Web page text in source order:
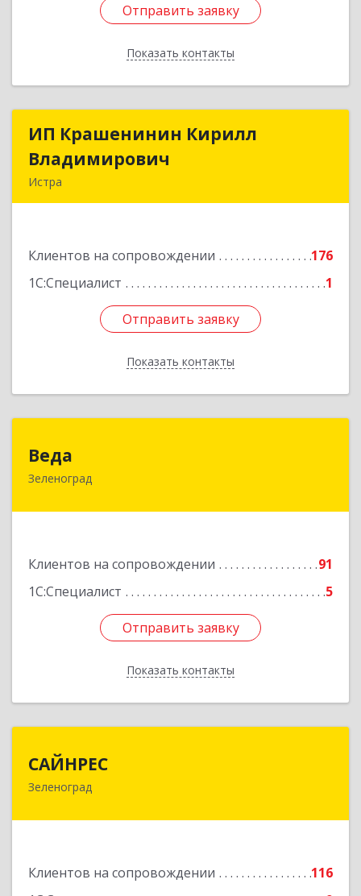
Отправить заявку
Показать контакты
Отправить заявку
Назад
ИП Крашенинин Кирилл
Владимирович
Истра
Клиентов на сопровождении
176
1С:Специалист
1
Отправить заявку
Показать контакты
ИП Крашенинин Кирилл
Подробнее
Отправить заявку
Назад
Веда
Зеленоград
Клиентов на сопровождении
91
1С:Специалист
5
Отправить заявку
Показать контакты
124683, Москва г, Зеленоград г, корпус 1504,
Отправить заявку
Назад
САЙНРЕС
Зеленоград
Клиентов на сопровождении
116
124365, Москва г, Зеленоград г, корпус 2307А,